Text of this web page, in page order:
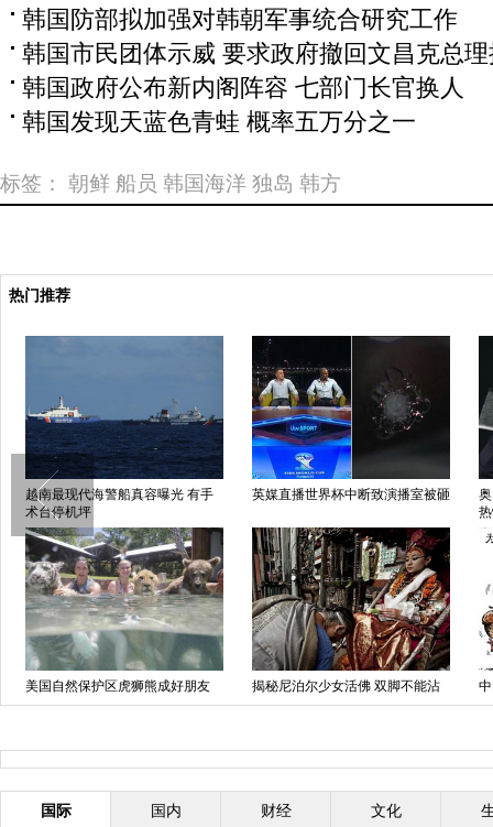
韩国防部拟加强对韩朝军事统合研究工作
韩国市民团体示威 要求政府撤回文昌克总
韩国政府公布新内阁阵容 七部门长官换人
韩国发现天蓝色青蛙 概率五万分之一
标签： 朝鲜 船员 韩国海洋 独岛 韩方
热门推荐
越南最现代海警船真容曝光 有手
术台停机坪
英媒直播世界杯中断致演播室被砸
美国自然保护区虎狮熊成好朋友
同游泳共戏水
揭秘尼泊尔少女活佛 双脚不能沾
地
国际 国内 财经 文化